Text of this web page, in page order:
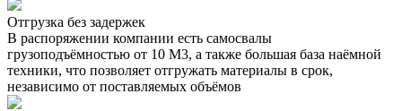
Отгрузка без задержек
В распоряжении компании есть самосвалы
грузоподъёмностью от 10 М3, а также большая база наёмной
техники, что позволяет отгружать материалы в срок,
независимо от поставляемых объёмов